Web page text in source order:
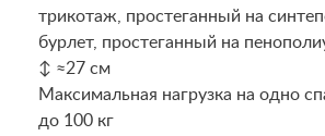
трикотаж, простеганный на
бурлет, простеганный на
↕ ≈27 см
Maксимальная нагрузка на одно
до 100 кг